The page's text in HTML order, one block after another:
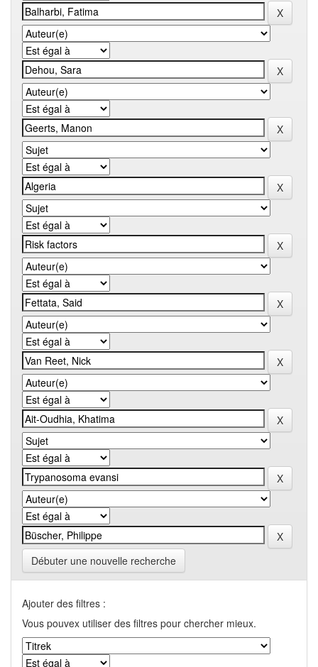
Débuter une nouvelle recherche
Ajouter des filtres :
Vous pouvex utiliser des filtres pour chercher mieux.